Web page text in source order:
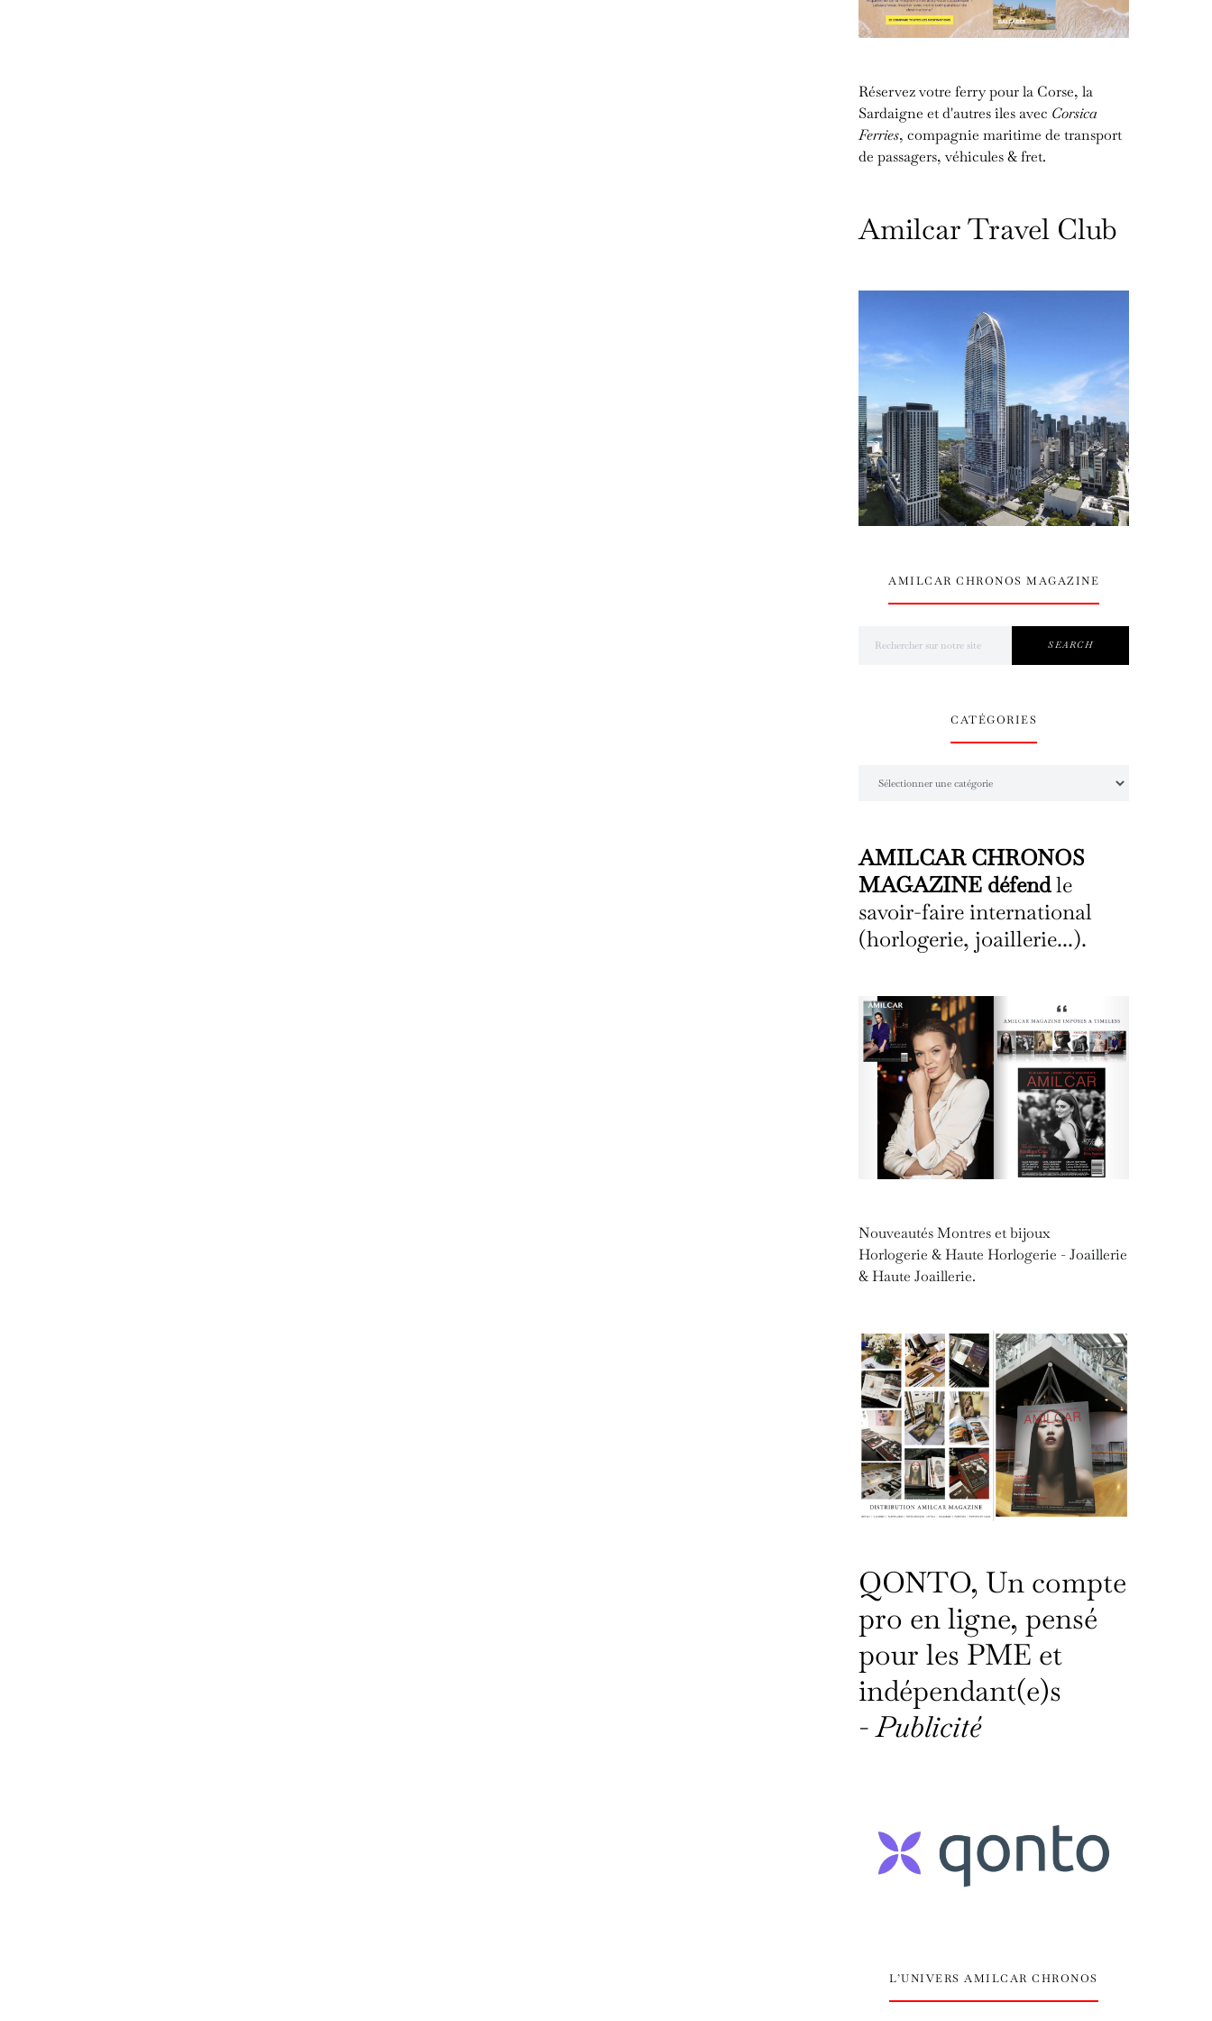
Réservez votre ferry pour la Corse, la
Sardaigne et d'autres îles avec Corsica
Ferries, compagnie maritime de transport
de passagers, véhicules & fret.
Amilcar Travel Club
AMILCAR CHRONOS MAGAZINE
SEARCH
CATÉGORIES
AMILCAR CHRONOS
MAGAZINE défendle
savoir-faire international
(horlogerie, joaillerie...).
Nouveautés Montres et bijoux
Horlogerie & Haute Horlogerie - Joaillerie
& Haute Joaillerie.
QONTO, Un compte
pro en ligne, pensé
pour les PME et
indépendant(e)s
-Publicité
L’UNIVERS AMILCAR CHRONOS